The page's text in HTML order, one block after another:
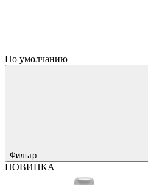
По умолчанию
Фильтр
НОВИНКА